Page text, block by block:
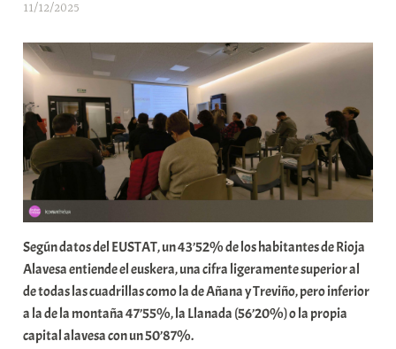
11/12/2025
a
b
a
r
E
x
a
K
o
m
Según datos del EUSTAT, un 43’52% de los habitantes de Rioja
Alavesa entiende el euskera, una cifra ligeramente superior al
de todas las cuadrillas como la de Añana y Treviño, pero inferior
a la de la montaña 47’55%, la Llanada (56’20%) o la propia
capital alavesa con un 50’87%.